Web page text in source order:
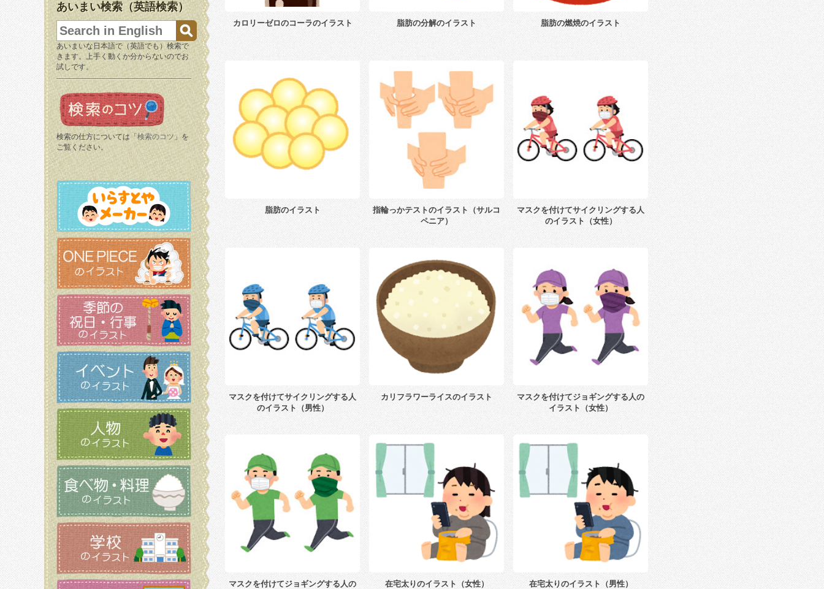
あいまい検索（英語検索）
あいまいな日本語で（英語でも）検索で
きます。上手く動くか分からないのでお
試しです。
検索の仕方については「 検索のコツ 」を
ご覧ください。
カロリーゼロのコーラのイラスト 脂肪の分解のイラスト 脂肪の燃焼のイラスト
脂肪のイラスト
指輪っかテストのイラスト（サルコ
ペニア）
マスクを付けてサイクリングする人
のイラスト（女性）
マスクを付けてサイクリングする人
のイラスト（男性）
カリフラワーライスのイラスト
マスクを付けてジョギングする人の
イラスト（女性）
マスクを付けてジョギングする人の
在宅太りのイラスト（女性） 在宅太りのイラスト（男性）